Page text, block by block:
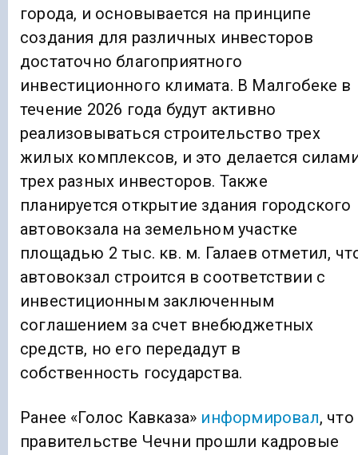
города, и основывается на принципе
создания для различных инвесторов
достаточно благоприятного
инвестиционного климата. В Малгобеке в
течение 2026 года будут активно
реализовываться строительство трех
жилых комплексов, и это делается
трех разных инвесторов. Также
планируется открытие здания городского
автовокзала на земельном участке
площадью 2 тыс. кв. м. Галаев отметил,
автовокзал строится в соответствии с
инвестиционным заключенным
соглашением за счет внебюджетных
средств, но его передадут в
собственность государства.
Ранее «Голос Кавказа» информировал, что
правительстве Чечни прошли кадровые